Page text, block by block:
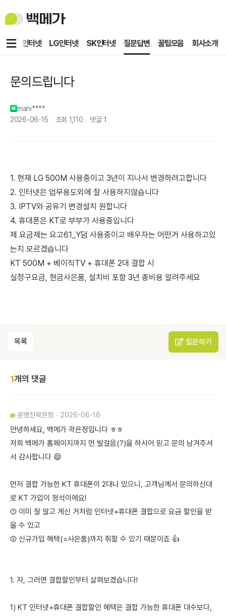
백
메
KT인터넷 LG인터넷 SK인터넷 질문답변 꿀팁모음 회사소개
메
문의드립니다
mani****
2026-06-15
조회 1,110 댓글 1
1. 현재 LG 500M 사용중이고 3년이 지나서 변경하려고합니다
2. 인터넷은 업무용도외에 잘 사용하지않습니다
3. IPTV와 공유기 변경설치 원합니다
4. 휴대폰은 KT로 부부가 사용중입니다
제 요금제는 요고61_Y덤 사용중이고 배우자는 어떤거 사용하고있
는지 모르겠습니다
KT 500M + 베이직TV + 휴대폰 2대 결합 시
실청구요금, 현금사은품, 설치비 포함 3년 총비용 알려주세요
목록 질문하기
1개의 댓글
운영진곽은정 2026-06-16
안녕하세요, 백메가 곽은정입니다 ㅎㅎ
저희 백메가 홈페이지까지 먼 발걸음(?)을 하시어 믿고 문의 남겨주셔
서 감사합니다 😄
먼저 결합 가능한 KT 휴대폰이 2대나 있으니, 고객님께서 문의하신대
로 KT 가입이 정석이에요!
① 이미 잘 알고 계신 거처럼 인터넷+휴대폰 결합으로 요금 할인을 받
을 수 있고
② 신규가입 혜택(=사은품)까지 취할 수 있기 때문이죠 👍
1. 자, 그러면 결합할인부터 살펴보겠습니다!
1) KT 인터넷+휴대폰 결합할인 혜택은 결합 가능한 휴대폰 대수보다,